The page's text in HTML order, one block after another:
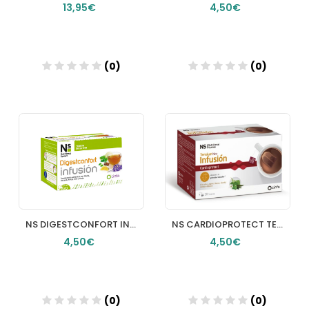
13,95€
(0)
4,50€
(0)
NS DIGESTCONFORT INFUSION DIGESTIVO 20 FILTROS 15 G
4,50€
(0)
NS CARDIOPROTECT TENSIUM NEO INFUSION 20 SOBRES 15 G
4,50€
(0)